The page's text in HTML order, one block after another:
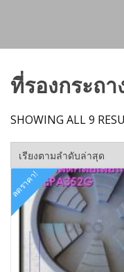
ที่รองกระถ
SHOWING ALL 9
ลดราคา!